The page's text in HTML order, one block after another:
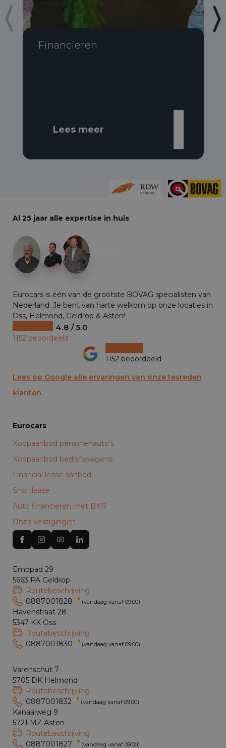
Financieren
Lees meer
Al 25 jaar alle expertise in huis
Eurocars is één van de grootste BOVAG specialisten van
Nederland. Je bent van harte welkom op onze locaties in
Oss, Helmond, Geldrop & Asten!
4.8 / 5.0
1152 beoordeeld
1152 beoordeeld
Lees op Google alle ervaringen van onze tevreden
klanten.
Eurocars
Koopaanbod personenauto’s
Koopaanbod bedrijfswagens
Financial lease aanbod
Shortlease
Auto financieren met BKR
Onze vestigingen
Emopad 29
5663 PA Geldrop
Routebeschrijving
0887001828
(vandaag vanaf 09:00)
Havenstraat 28
5347 KK Oss
Routebeschrijving
0887001830
(vandaag vanaf 09:00)
Varenschut 7
5705 DK Helmond
Routebeschrijving
0887001832
(vandaag vanaf 09:00)
Kanaalweg 9
5721 MZ Asten
Routebeschrijving
0887001827
(vandaag vanaf 09:00)